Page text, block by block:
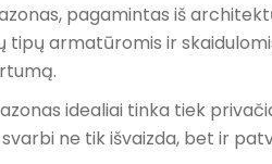
pagamintas iš
armatūromis ir
idealiai tinka tiek
ne tik išvaizda, bet ir